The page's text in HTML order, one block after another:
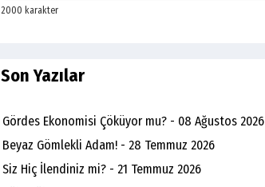
Son Yazılar
Gördes Ekonomisi Çöküyor mu? - 08 Ağustos 2026
Beyaz Gömlekli Adam! - 28 Temmuz 2026
Siz Hiç İlendiniz mi? - 21 Temmuz 2026